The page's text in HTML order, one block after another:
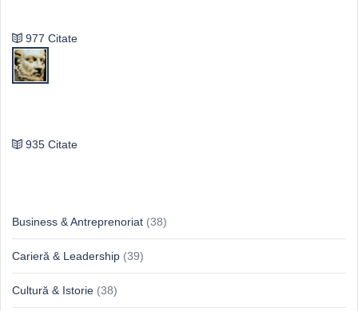
977 Citate
935 Citate
Business & Antreprenoriat (38)
Carieră & Leadership (39)
Cultură & Istorie (38)